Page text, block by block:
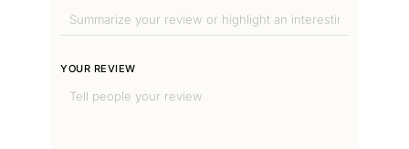
YOUR REVIEW